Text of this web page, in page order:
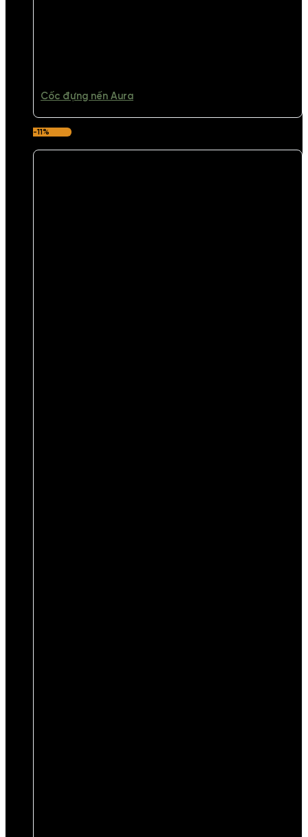
Cốc đựng nến Aura
-11%